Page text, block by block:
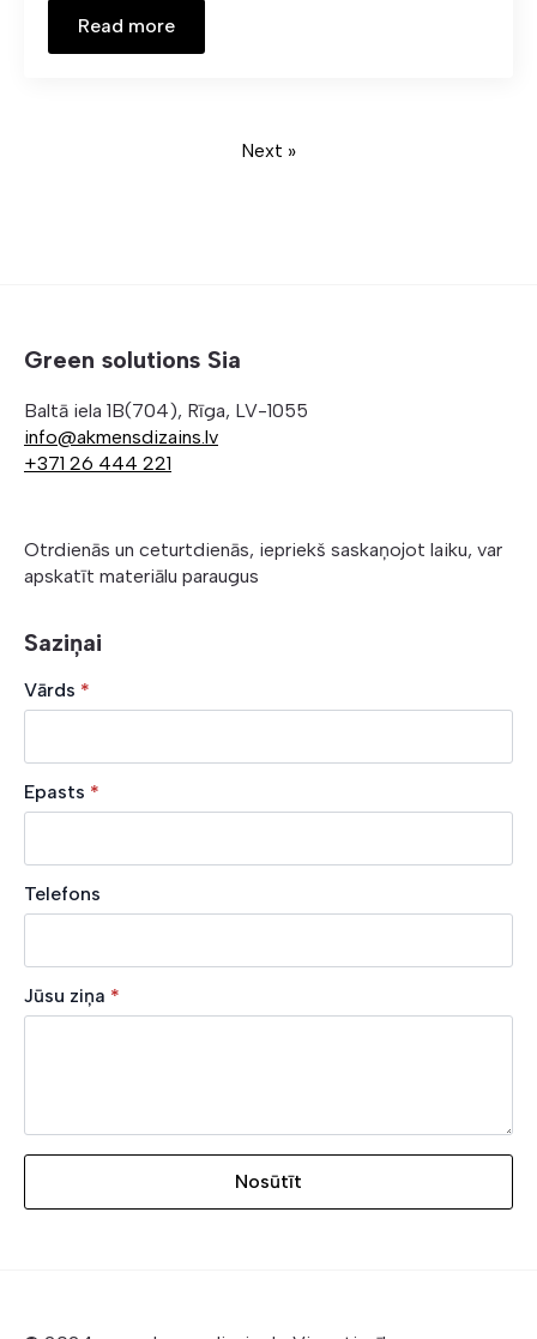
Read more
Next »
Green solutions Sia
Baltā iela 1B(704), Rīga, LV-1055
info@akmensdizains.lv
+371 26 444 221
Otrdienās un ceturtdienās, iepriekš saskaņojot laiku, var
apskatīt materiālu paraugus
Saziņai
Vārds *
Epasts *
Telefons
Jūsu ziņa *
Nosūtīt